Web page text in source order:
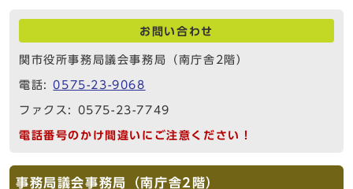
お問い合わせ
関市役所事務局議会事務局（南庁舎2階）
電話:0575-23-9068
ファクス: 0575-23-7749
電話番号のかけ間違いにご注意ください！
事務局議会事務局（南庁舎2階）